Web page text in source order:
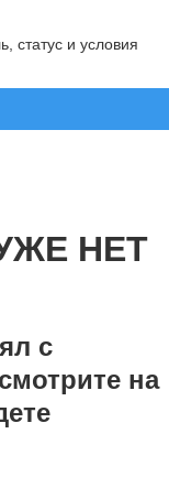
статус и условия
НЕТ
с
на